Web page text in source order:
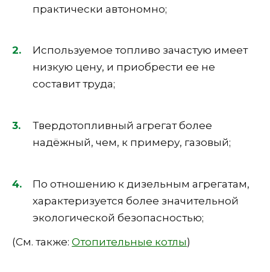
практически автономно;
Используемое топливо зачастую имеет
низкую цену, и приобрести ее не
составит труда;
Твердотопливный агрегат более
надёжный, чем, к примеру, газовый;
По отношению к дизельным агрегатам,
характеризуется более значительной
экологической безопасностью;
(См. также: Отопительные котлы)